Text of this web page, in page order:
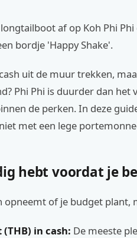
af op Koh Phi
bordje 'Happy Shake'.
uit de muur trekken,
Phi Phi is duurder dan
de perken. In deze
met een lege
hebt voordat je
opneemt of je budget plant,
in cash: De meeste